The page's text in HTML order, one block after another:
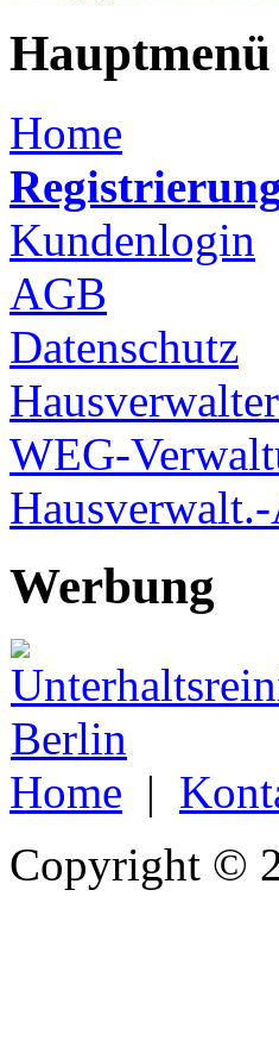
Hauptmenü
Home
Kundenlogin
AGB
Datenschutz
Hausverwalter
WEG-
Werbung
Home |
Copyright ©